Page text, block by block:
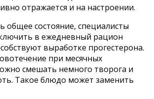
отражается и на настроении.
общее состояние, специалисты
в ежедневный рацион
выработке прогестерона.
при месячных
смешать немного творога и
Такое блюдо может заменить